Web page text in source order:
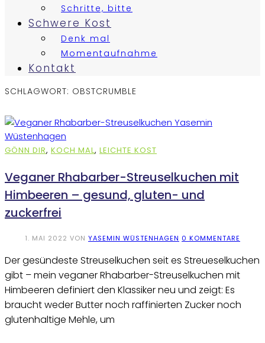
Schritte, bitte
Schwere Kost
Denk mal
Momentaufnahme
Kontakt
SCHLAGWORT: OBSTCRUMBLE
GÖNN DIR, KOCH MAL, LEICHTE KOST
Veganer Rhabarber-Streuselkuchen mit
Himbeeren – gesund, gluten- und
zuckerfrei
1. MAI 2022 VON YASEMIN WÜSTENHAGEN 0 KOMMENTARE
Der gesündeste Streuselkuchen seit es Streueselkuchen
gibt – mein veganer Rhabarber-Streuselkuchen mit
Himbeeren definiert den Klassiker neu und zeigt: Es
braucht weder Butter noch raffinierten Zucker noch
glutenhaltige Mehle, um